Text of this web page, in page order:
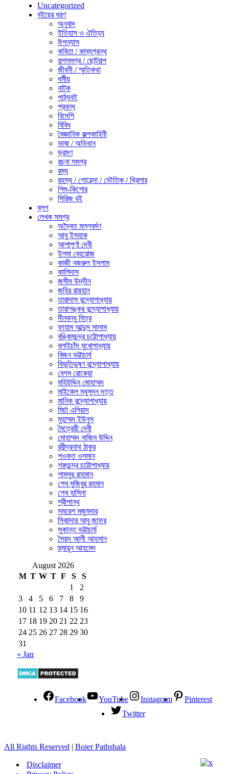
Uncategorized
বইয়ের ধরণ
অনুবাদ
ইতিহাস ও ঐতিহ্য
উপন্যাস
কবিতা / কাব্যগ্রন্থ
গল্পসমগ্র / ছোটগল্প
জীবনী / স্মৃতিকথা
ধর্মীয়
নাটক
পাঠ্যবই
প্রবন্ধ
বিদেশি
বিবিধ
বৈজ্ঞানিক কল্পকাহিনী
ভাষা / অভিধান
ভ্রমণ
রচনা সমগ্র
রম্য
রহস্য / গোয়েন্দা / ভৌতিক / থ্রিলার
শিশু-কিশোর
সিরিজ বই
ব্লগ
লেখক সমগ্র
অদ্বৈত মল্লবর্মণ
আবু ইসহাক
আশাপূর্ণা দেবী
ইলমা বেহরোজ
কাজী নজরুল ইসলাম
কালিদাস
জসীম উদ্‌দীন
জহির রায়হান
তারাদাস বন্দ্যোপাধ্যায়
তারাশঙ্কর বন্দ্যোপাধ্যায়
দীনবন্ধু মিত্র
ফাহাম আব্দুস সালাম
বঙ্কিমচন্দ্র চট্টোপাধ্যায়
বলাইচাঁদ মুখোপাধ্যায়
বিজন ভট্টাচার্য
বিভূতিভূষণ বন্দ্যোপাধ্যায়
বেগম রোকেয়া
মহিউদ্দিন মোহাম্মদ
মাইকেল মধুসূদন দত্ত
মানিক বন্দ্যোপাধ্যায়
মির্চা এলিয়াদ
মুহাম্মদ ইউনুস
মৈত্রেয়ী দেবী
মোহাম্মদ নাজিম উদ্দিন
রবীন্দ্রনাথ ঠাকুর
শওকত ওসমান
শরৎচন্দ্র চট্টোপাধ্যায়
শামসুর রাহমান
শেখ মুজিবুর রহমান
শেখ হাসিনা
শ্রীপান্থ
সমরেশ মজুমদার
সিকান্দার আবু জাফর
সুকান্ত ভট্টাচার্য
সৈয়দ আলী আহসান
হুমায়ূন আহমেদ
August 2026
M T W T F S
S
1
2
3
4 5 6 7 8
9
10 11 12 13 14 15 16
17 18 19 20 21 22 23
24 25 26 27 28 29 30
31
« Jan
Facebook YouTube Instagram
Pinterest
Twitter
All Rights Reserved | Boier Pathshala
Disclaimer